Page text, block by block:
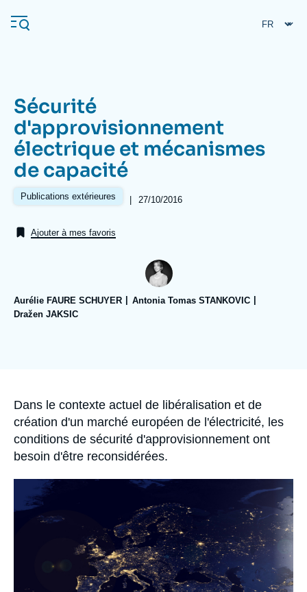
au
contenu
Navigation
principale
L'Ifri
Analyses
Sécurité
d'approvisionnement
électrique et mécanismes
de capacité
Publications extérieures |
Date
27/10/2016
Ajouter à mes favoris
Aurélie FAURE SCHUYER
Antonia Tomas STANKOVIC
Dražen JAKSIC
Accroche
Dans le contexte actuel de libéralisation et de
création d'un marché européen de l'électricité, les
conditions de sécurité d'approvisionnement ont
besoin d'être reconsidérées.
principale